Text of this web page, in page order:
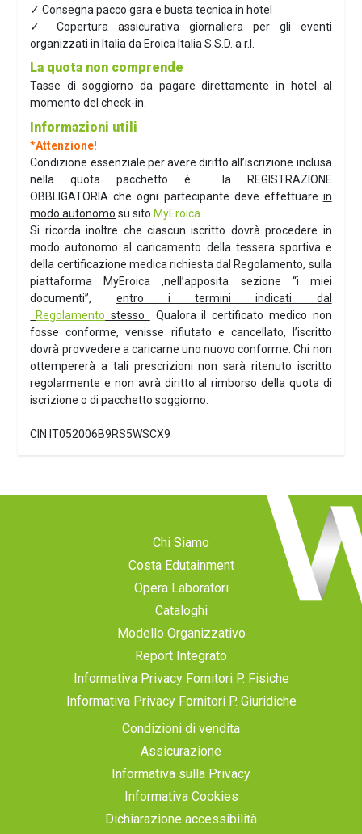
✓ Consegna pacco gara e busta tecnica in hotel
✓ Copertura assicurativa giornaliera per gli eventi
organizzati in Italia da Eroica Italia S.S.D. a r.l.
La quota non comprende
Tasse di soggiorno da pagare direttamente in hotel al
momento del check-in.
Informazioni utili
*Attenzione!
Condizione essenziale per avere diritto all’iscrizione inclusa
nella quota pacchetto è la REGISTRAZIONE
OBBLIGATORIA che ogni partecipante deve effettuare in
modo autonomo su sito MyEroica
Si ricorda inoltre che ciascun iscritto dovrà procedere in
modo autonomo al caricamento della tessera sportiva e
della certificazione medica richiesta dal Regolamento, sulla
piattaforma MyEroica ,nell’apposita sezione “i miei
documenti”, entro i termini indicati dal
Regolamento stesso
Qualora il certificato medico non
fosse conforme, venisse rifiutato e cancellato, l’iscritto
dovrà provvedere a caricarne uno nuovo conforme. Chi non
ottempererà a tali prescrizioni non sarà ritenuto iscritto
regolarmente e non avrà diritto al rimborso della quota di
iscrizione o di pacchetto soggiorno.
CIN IT052006B9RS5WSCX9
Chi Siamo
Costa Edutainment
Opera Laboratori
Cataloghi
Modello Organizzativo
Report Integrato
Informativa Privacy Fornitori P. Fisiche
Informativa Privacy Fornitori P. Giuridiche
Condizioni di vendita
Assicurazione
Informativa sulla Privacy
Informativa Cookies
Dichiarazione accessibilità